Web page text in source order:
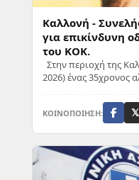
Καλλονή -
για επικίνδυνη
του ΚΟΚ.
Στην περιοχή της
2026) ένας 35χρονος
ΚΟΙΝΟΠΟΙΗΣΗ: 𝕏